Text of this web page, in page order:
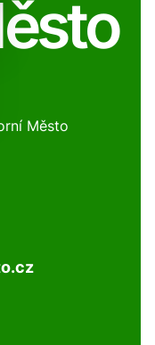
Město